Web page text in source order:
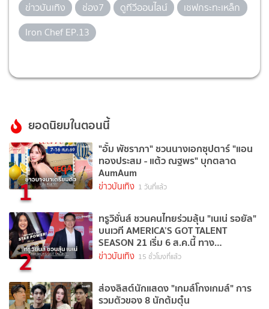
ข่าวบันเทิง
ช่อง7 ดูทีวีออนไลน์
เชฟกระทะเหล็ก
Iron Chef EP.13
ยอดนิยมในตอนนี้
1
"อั้ม พัชราภา" ชวนนางเอกซุปตาร์ "แอน
ทองประสม - แต้ว ณฐพร" บุกตลาด
AumAum
ข่าวบันเทิง 1 วันที่แล้ว
2
ทรูวิชั่นส์ ชวนคนไทยร่วมลุ้น "เนเน่ รอยัล"
บนเวที AMERICA’S GOT TALENT
SEASON 21 เริ่ม 6 ส.ค.นี้ ทาง
TrueVisions NOW
ข่าวบันเทิง 15 ชั่วโมงที่แล้ว
ส่องลิสต์นักแสดง "เกมส์โกงเกมส์" การ
รวมตัวของ 8 นักต้มตุ๋น